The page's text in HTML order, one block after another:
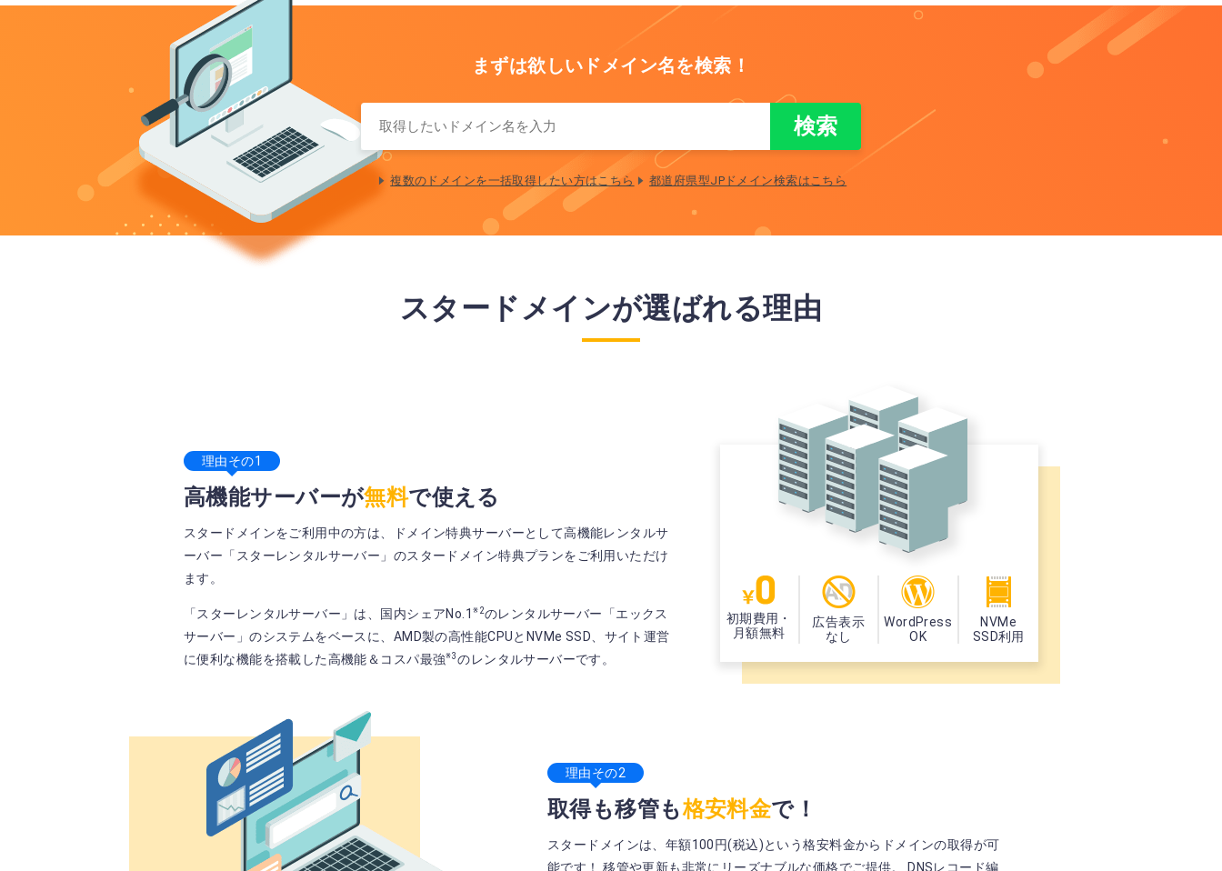
まずは欲しいドメイン名を検索！
複数のドメインを一括取得したい方はこちら 都道府県型JPドメイン検索はこちら
スタードメインが選ばれる理由
理由その1
高機能サーバーが無料で使える
スタードメインをご利用中の方は、ドメイン特典サーバーとして高機能レンタルサ
ーバー「スターレンタルサーバー」のスタードメイン特典プランをご利用いただけ
ます。
「スターレンタルサーバー」は、国内シェアNo.1※2のレンタルサーバー「エックス
サーバー」のシステムをベースに、AMD製の高性能CPUとNVMe SSD、サイト運営
に便利な機能を搭載した高機能＆コスパ最強※3 のレンタルサーバーです。
初期費用・
月額無料
広告表示
なし
WordPress
OK
NVMe
SSD利用
理由その2
取得も移管も格安料金で！
スタードメインは、年額100円(税込)という格安料金からドメインの取得が可
能です！ 移管や更新も非常にリーズナブルな価格でご提供。 DNSレコード編